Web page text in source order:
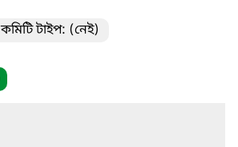
কমিটি টাইপ: (নেই)